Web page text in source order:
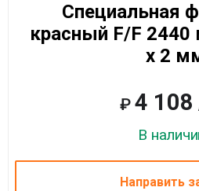
Специальная
красный F/F
x 2
₽ 4 108
В
Направить